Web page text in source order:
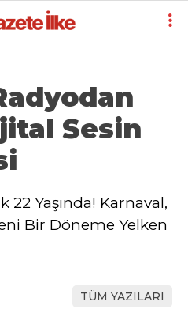
Sesin
22 Yaşında! Karnaval,
Bir Döneme Yelken
TÜM YAZILARI